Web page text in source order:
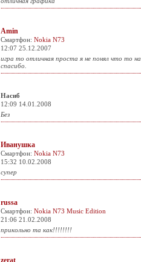
Amin
Смартфон: Nokia N73
12:07 25.12.2007
игра то отличная проста я не понял что то
спасибо.
Насиб
12:09 14.01.2008
Без
Иванушка
Смартфон: Nokia N73
15:32 10.02.2008
супер
russa
Смартфон: Nokia N73 Music Edition
21:06 21.02.2008
прикольно та как!!!!!!!!
zerat